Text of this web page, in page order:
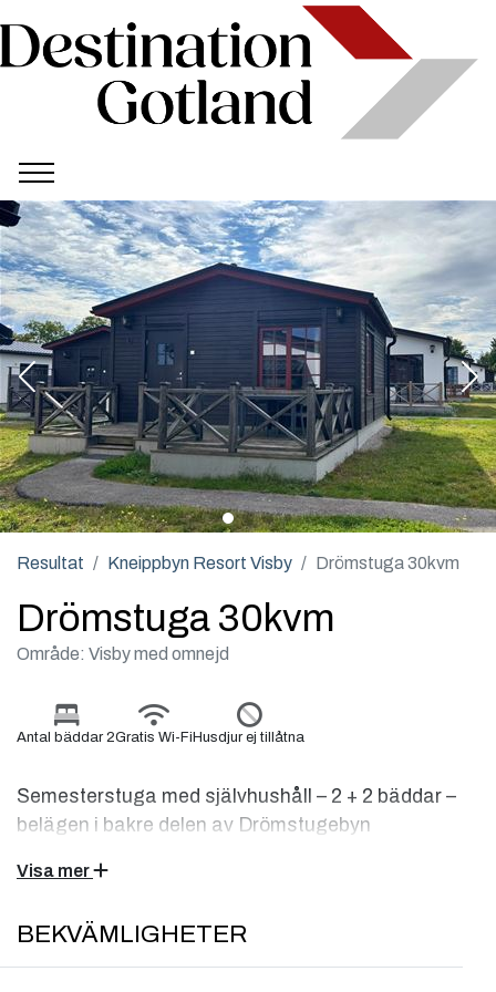
Resultat Kneippbyn Resort Visby Drömstuga 30kvm
Drömstuga 30kvm
Område: Visby med omnejd
Antal bäddar 2Gratis Wi-Fi Husdjur ej tillåtna
Semesterstuga med självhushåll – 2 + 2 bäddar –
belägen i bakre delen av Drömstugebyn
Drömstugan är på ca 30 kvm med 2 + 2 bäddar och ligger i
till Kneippbyns Sommar- och Vattenland.
Visa mer
BEKVÄMLIGHETER